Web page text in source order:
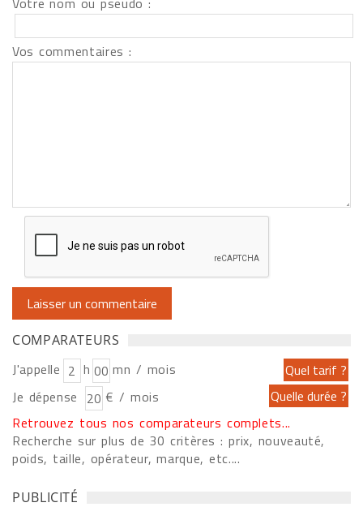
Vos commentaires :
COMPARATEURS
J'appelle h
mn / mois
Je dépense
€ / mois
Retrouvez tous nos comparateurs complets...
Recherche sur plus de 30 critères : prix, nouveauté,
poids, taille, opérateur, marque, etc....
PUBLICITÉ